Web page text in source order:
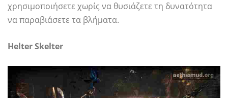
χρησιμοποιήσετε χωρίς να θυσιάζετε τη δυνατότητα
να παραβιάσετε τα βλήματα.
Helter Skelter